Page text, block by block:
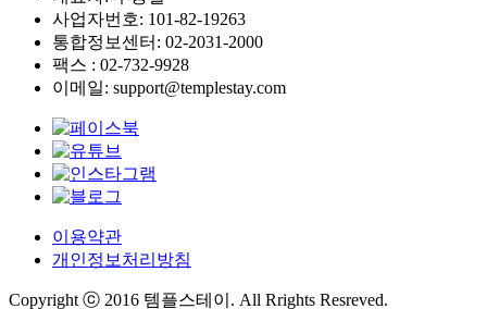
사업자번호: 101-82-19263
통합정보센터: 02-2031-2000
팩스 : 02-732-9928
이메일: support@templestay.com
이용약관
개인정보처리방침
Copyright ⓒ 2016 템플스테이. All Rrights Resreved.